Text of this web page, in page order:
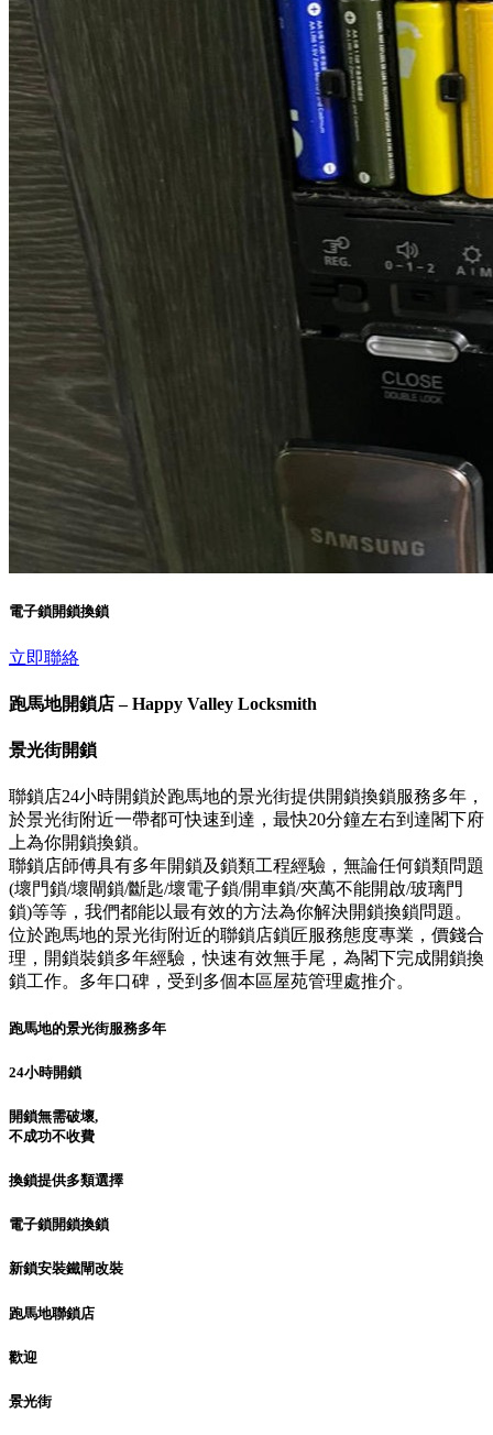
電子鎖開鎖換鎖
立即聯絡
跑馬地開鎖店 – Happy Valley Locksmith
景光街開鎖
聯鎖店24小時開鎖於跑馬地的景光街提供開鎖換鎖服務多年，
於景光街附近一帶都可快速到達，最快20分鐘左右到達閣下府
上為你開鎖換鎖。
聯鎖店師傅具有多年開鎖及鎖類工程經驗，無論任何鎖類問題
(壞門鎖/壞閘鎖/斷匙/壞電子鎖/開車鎖/夾萬不能開啟/玻璃門
鎖)等等，我們都能以最有效的方法為你解決開鎖換鎖問題。
位於跑馬地的景光街附近的聯鎖店鎖匠服務態度專業，價錢合
理，開鎖裝鎖多年經驗，快速有效無手尾，為閣下完成開鎖換
鎖工作。多年口碑，受到多個本區屋苑管理處推介。
跑馬地的景光街服務多年
24小時開鎖
開鎖無需破壞,
不成功不收費
換鎖提供多類選擇
電子鎖開鎖換鎖
新鎖安裝鐵閘改裝
跑馬地聯鎖店
歡迎
景光街